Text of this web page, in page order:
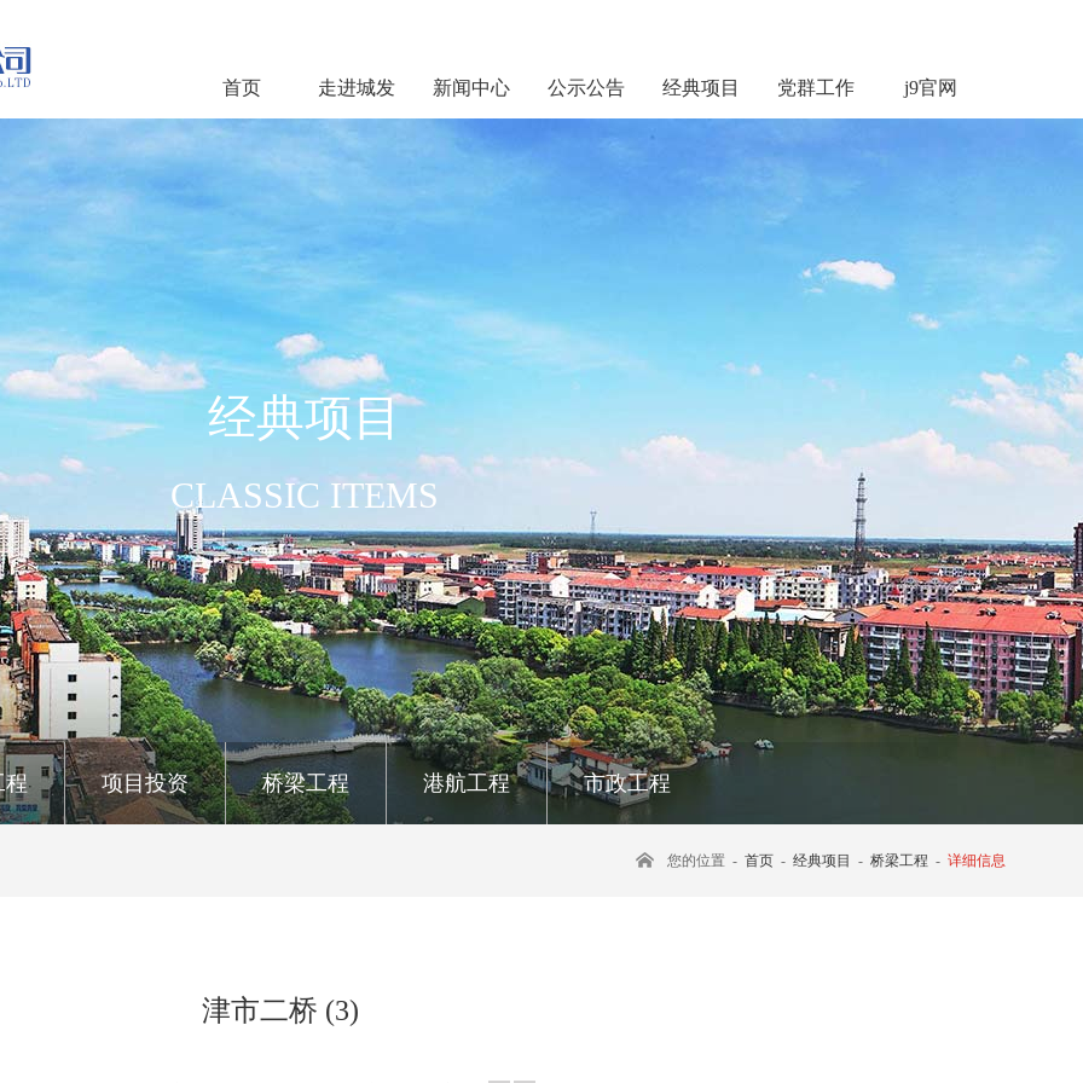
首页 走进城发 新闻中心 公示公告 经典项目 党群工作 j9官网
经典项目
CLASSIC ITEMS
程 项目投资 桥梁工程 港航工程 市政工程
您的位置 - 首页 - 经典项目 - 桥梁工程 - 详细信息
津市二桥 (3)